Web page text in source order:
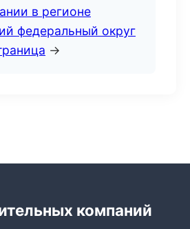
в регионе
федеральный округ
→
компаний